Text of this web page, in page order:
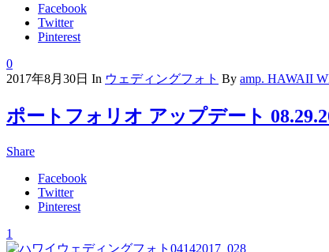
Facebook
Twitter
Pinterest
0
2017年8月30日 In ウェディングフォト By amp. HAWAII
ポートフォリオ アップデート
Share
Facebook
Twitter
Pinterest
1